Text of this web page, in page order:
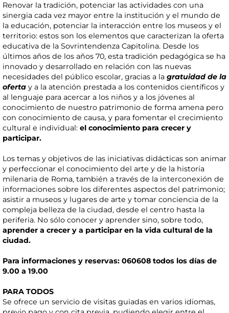
Renovar la tradición, potenciar las actividades con una
sinergia cada vez mayor entre la institución y el mundo de
la educación, potenciar la interacción entre los museos y el
territorio: estos son los elementos que caracterizan la oferta
educativa de la Sovrintendenza Capitolina. Desde los
últimos años de los años 70, esta tradición pedagógica se ha
innovado y desarrollado en relación con las nuevas
necesidades del público escolar, gracias a la gratuidad de la
oferta y a la atención prestada a los contenidos científicos y
al lenguaje para acercar a los niños y a los jóvenes al
conocimiento de nuestro patrimonio de forma amena pero
con conocimiento de causa, y para fomentar el crecimiento
cultural e individual: el conocimiento para crecer y
participar.
Los temas y objetivos de las iniciativas didácticas son animar
y perfeccionar el conocimiento del arte y de la historia
milenaria de Roma, también a través de la interconexión de
informaciones sobre los diferentes aspectos del patrimonio;
asistir a museos y lugares de arte y tomar conciencia de la
compleja belleza de la ciudad, desde el centro hasta la
periferia. No sólo conocer y aprender sino, sobre todo,
aprender a crecer y a participar en la vida cultural de la
ciudad.
Para informaciones y reservas: 060608 todos los días de
9.00 a 19.00
PARA TODOS
Se ofrece un servicio de visitas guiadas en varios idiomas,